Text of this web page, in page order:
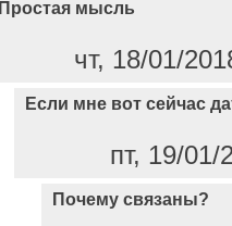
Простая мысль
чт, 18/01/
Если мне вот сейчас
пт, 19/
Почему связаны?